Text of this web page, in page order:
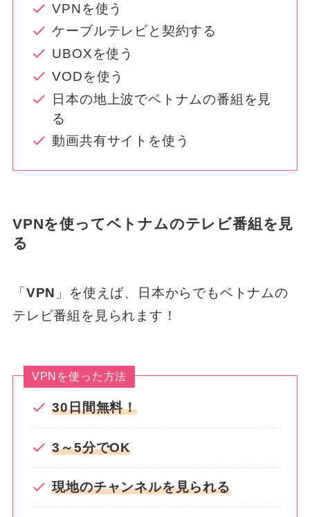
VPNを使う
ケーブルテレビと契約する
UBOXを使う
VODを使う
日本の地上波でベトナムの番組を見
る
動画共有サイトを使う
VPNを使ってベトナムのテレビ番組を見
る
「 VPN 」を使えば、日本からでもベトナムの
テレビ番組を見られます！
VPNを使った方法
30日間無料！
3～5分でOK
現地のチャンネルを見られる